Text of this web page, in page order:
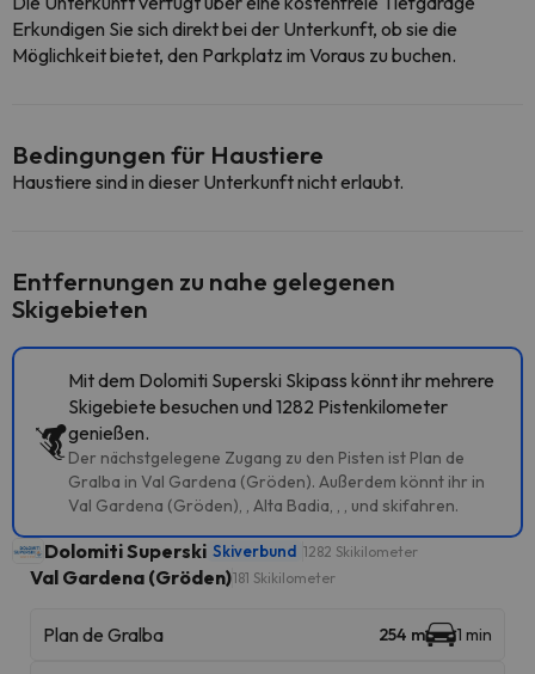
Erkundigen Sie sich direkt bei der Unterkunft, ob sie die
Möglichkeit bietet, den Parkplatz im Voraus zu buchen.
Bedingungen für Haustiere
Haustiere sind in dieser Unterkunft nicht erlaubt.
Entfernungen zu nahe gelegenen
Skigebieten
Mit dem Dolomiti Superski Skipass könnt ihr mehrere
Skigebiete besuchen und 1282 Pistenkilometer
genießen.
Der nächstgelegene Zugang zu den Pisten ist Plan de
Gralba in Val Gardena (Gröden). Außerdem könnt ihr in
Val Gardena (Gröden), , Alta Badia, , , und skifahren.
Dolomiti Superski Skiverbund 1282 Skikilometer
Val Gardena (Gröden)181 Skikilometer
Plan de Gralba 254 m 1 min